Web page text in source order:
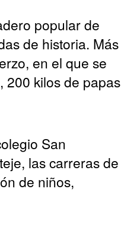
popular de
de historia. Más
en el que se
200 kilos de papas
San
las carreras de
de niños,